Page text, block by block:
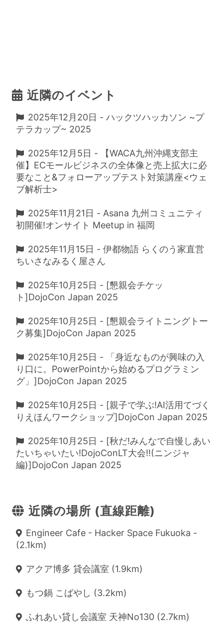
近隣のイベント
2025年12月20日 - ハックツハッカソン ~プ
テラカップ~ 2025
2025年12月5日 - 【WACA九州沖縄支部主
催】ECモールビジネスの全体像と売上拡大に必
要なこと&フォローアップテスト対策講座<ウェ
ブ解析士>
2025年11月21日 - Asana 九州コミュニティ
初開催!オンサイト Meetup in 福岡
2025年11月15日 - 伊都物語 らくのう家直営
ちいさなみるく屋さん
2025年10月25日 - [懇親会チケッ
ト]DojoCon Japan 2025
2025年10月25日 - [懇親会ライトニングトー
ク募集]DojoCon Japan 2025
2025年10月25日 - 「身近なものが興味の入
り口に。PowerPointから始めるプログラミン
グ」]DojoCon Japan 2025
2025年10月25日 - [親子で学ぶ!AI活用てづく
りえほんワークショップ]DojoCon Japan 2025
2025年10月25日 - [秋だ!みんなで自慢しあい
たいちゃいたい!DojoConLT大会!!(ニンジャ
編)]DojoCon Japan 2025
近隣の場所 (直線距離)
Engineer Cafe - Hacker Space Fukuoka -
(2.1km)
アクア博多 貸会議室 (1.9km)
もつ鍋 こばやし (3.2km)
ふれあい貸し会議室 天神No130 (2.7km)